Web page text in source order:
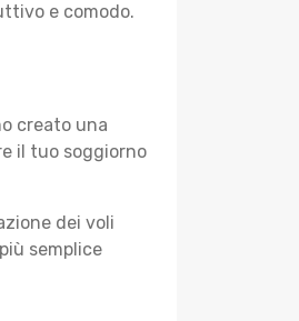
e comodo.
creato una
il tuo soggiorno
dei voli
semplice